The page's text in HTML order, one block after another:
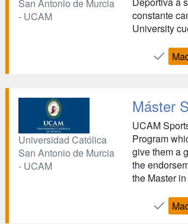
San Antonio de Murcia
- UCAM
constante
University
Universidad Católica
San Antonio de Murcia
- UCAM
Máster
UCAM
Program
give them a
the
the Master